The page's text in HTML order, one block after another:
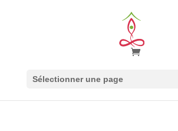
Sélectionner une page